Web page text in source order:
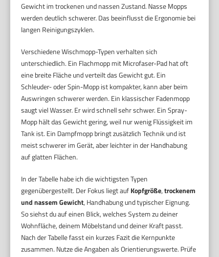
Gewicht im trockenen und nassen Zustand. Nasse Mopps
werden deutlich schwerer. Das beeinflusst die Ergonomie bei
langen Reinigungszyklen.
Verschiedene Wischmopp-Typen verhalten sich
unterschiedlich. Ein Flachmopp mit Microfaser-Pad hat oft
eine breite Fläche und verteilt das Gewicht gut. Ein
Schleuder- oder Spin-Mopp ist kompakter, kann aber beim
Auswringen schwerer werden. Ein klassischer Fadenmopp
saugt viel Wasser. Er wird schnell sehr schwer. Ein Spray-
Mopp hält das Gewicht gering, weil nur wenig Flüssigkeit im
Tank ist. Ein Dampfmopp bringt zusätzlich Technik und ist
meist schwerer im Gerät, aber leichter in der Handhabung
auf glatten Flächen.
In der Tabelle habe ich die wichtigsten Typen
gegenübergestellt. Der Fokus liegt aufKopfgröße,trockenem
und nassem Gewicht, Handhabung und typischer Eignung.
So siehst du auf einen Blick, welches System zu deiner
Wohnfläche, deinem Möbelstand und deiner Kraft passt.
Nach der Tabelle fasst ein kurzes Fazit die Kernpunkte
zusammen. Nutze die Angaben als Orientierungswerte. Prüfe